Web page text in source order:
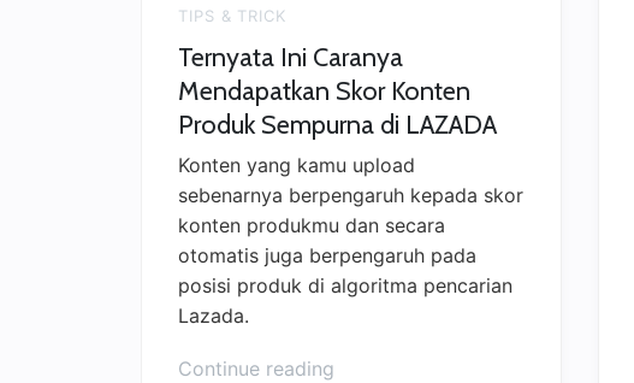
TIPS & TRICK
Ternyata Ini Caranya
Mendapatkan Skor Konten
Produk Sempurna di LAZADA
Konten yang kamu upload
sebenarnya berpengaruh kepada skor
konten produkmu dan secara
otomatis juga berpengaruh pada
posisi produk di algoritma pencarian
Lazada.
Continue reading